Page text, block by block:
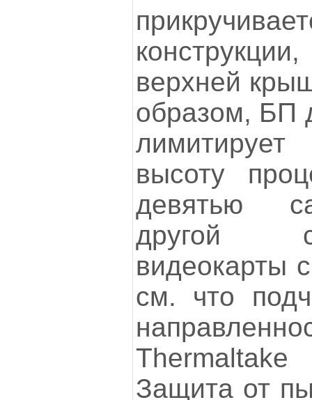
верхней
образом, БП
высоту
девятью
другой
видеокарты
см. что
Защита от